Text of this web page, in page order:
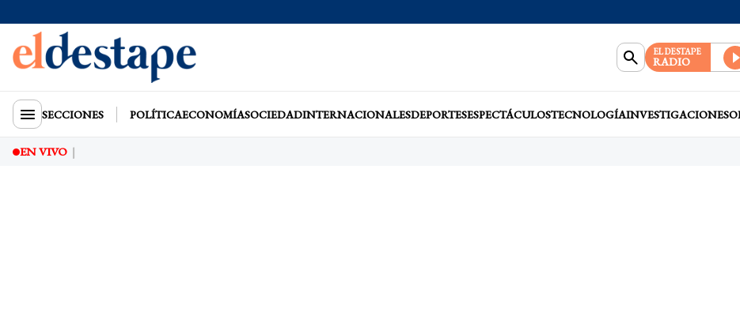
EL DESTAPE
RADIO
SECCIONES POLÍTICAECONOMÍASOCIEDADINTERNACIONALESDEPORTESESPECTÁCULOSTECNOLOGÍAINVESTIGACIONES
EN VIVO